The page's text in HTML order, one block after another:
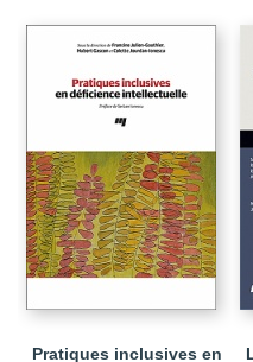
Pratiques inclusives en